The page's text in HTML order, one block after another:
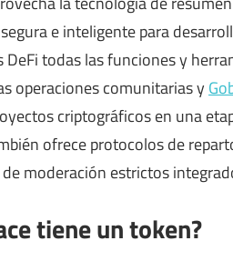
e inteligente para
DeFi todas las funciones y
operaciones comunitarias y
criptográficos en una
ofrece protocolos de
moderación estrictos
tiene un token?